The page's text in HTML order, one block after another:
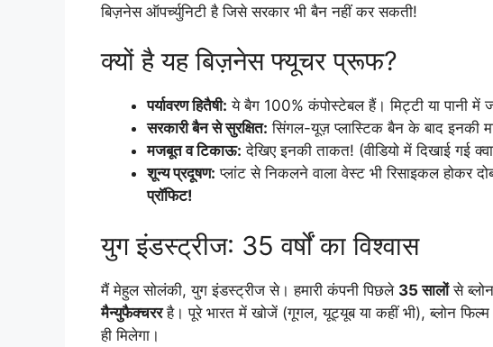
बिज़नेस ऑपर्च्युनिटी है जिसे सरकार भी बैन नहीं कर सकती!
क्यों है यह बिज़नेस फ्यूचर प्रूफ?
पर्यावरण हितैषी: ये बैग 100% कंपोस्टेबल हैं। मिट्टी या पानी में
सरकारी बैन से सुरक्षित: सिंगल-यूज़ प्लास्टिक बैन के बाद इनकी
मजबूत व टिकाऊ: देखिए इनकी ताकत! (वीडियो में दिखाई गई
शून्य प्रदूषण: प्लांट से निकलने वाला वेस्ट भी रिसाइकल होकर
प्रॉफिट!
युग इंडस्ट्रीज: 35 वर्षों का विश्वास
मैं मेहुल सोलंकी, युग इंडस्ट्रीज से। हमारी कंपनी पिछले 35 सालोंसे
मैन्युफैक्चररहै। पूरे भारत में खोजें (गूगल, यूट्यूब या कहीं भी), ब्लोन
ही मिलेगा।